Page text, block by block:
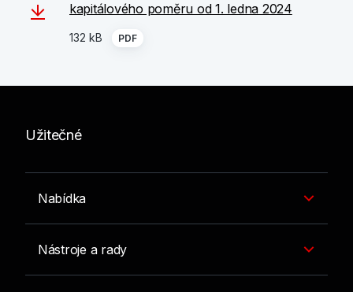
kapitálového poměru od 1. ledna 2024
132 kB PDF
Užitečné
Nabídka
Nástroje a rady